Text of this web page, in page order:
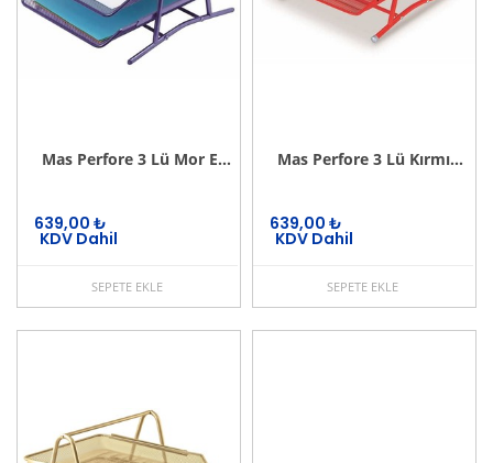
Mas Perfore 3 Lü Mor Evrak Rafı Seti
639,00 ₺
KDV Dahil
SEPETE EKLE
Mas Perfore 3 Lü Kırmızı Evrak Rafı Seti
639,00 ₺
KDV Dahil
SEPETE EKLE